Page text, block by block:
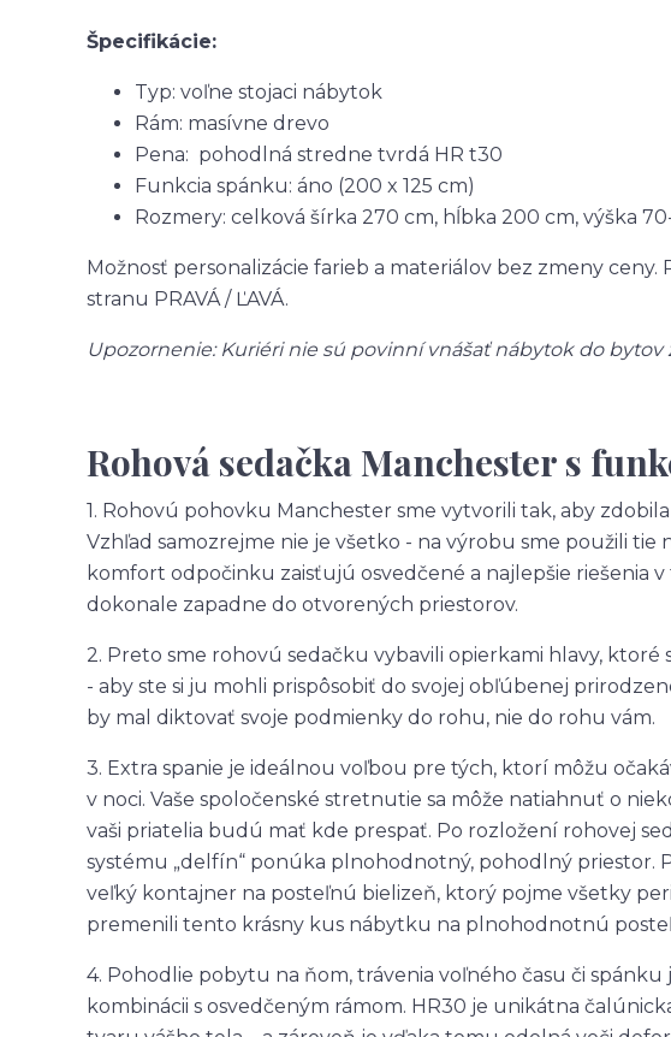
Špecifikácie:
Typ: voľne stojaci nábytok
Rám: masívne drevo
Pena: pohodlná stredne tvrdá HR t30
Funkcia spánku: áno (200 x 125 cm)
Rozmery: celková šírka 270 cm, hĺbka 200 cm, výška
Možnosť personalizácie farieb a materiálov bez zmeny
stranu PRAVÁ / ĽAVÁ.
Upozornenie: Kuriéri nie sú povinní vnášať nábytok do bytov
Rohová sedačka Manchester s
1. Rohovú pohovku Manchester sme vytvorili tak, aby
Vzhľad samozrejme nie je všetko - na výrobu sme použili tie
komfort odpočinku zaisťujú osvedčené a najlepšie riešenia
dokonale zapadne do otvorených priestorov.
2. Preto sme rohovú sedačku vybavili opierkami hlavy,
- aby ste si ju mohli prispôsobiť do svojej obľúbenej
by mal diktovať svoje podmienky do rohu, nie do rohu vám.
3. Extra spanie je ideálnou voľbou pre tých, ktorí môžu
v noci. Vaše spoločenské stretnutie sa môže natiahnuť o
vaši priatelia budú mať kde prespať. Po rozložení rohovej
systému „delfín“ ponúka plnohodnotný, pohodlný priestor.
veľký kontajner na posteľnú bielizeň, ktorý pojme všetky
premenili tento krásny kus nábytku na plnohodnotnú
4. Pohodlie pobytu na ňom, trávenia voľného času či
kombinácii s osvedčeným rámom. HR30 je unikátna